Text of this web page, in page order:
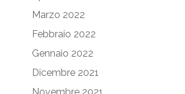
Marzo 2022
Febbraio 2022
Gennaio 2022
Dicembre 2021